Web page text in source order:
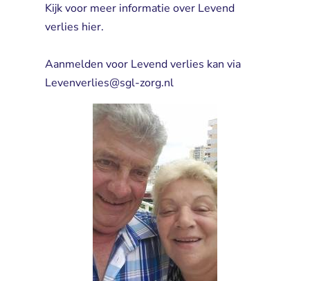
Kijk voor meer informatie over Levend
verlies hier.
Aanmelden voor Levend verlies kan via
Levenverlies@sgl-zorg.nl